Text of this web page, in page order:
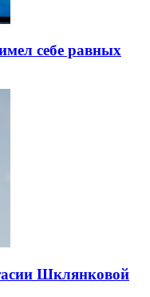
себе равных
Шклянковой